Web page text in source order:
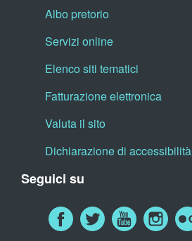
Albo pretorio
Servizi online
Elenco siti tematici
Fatturazione elettronica
Valuta il sito
Dichiarazione di accessibilità
Seguici su